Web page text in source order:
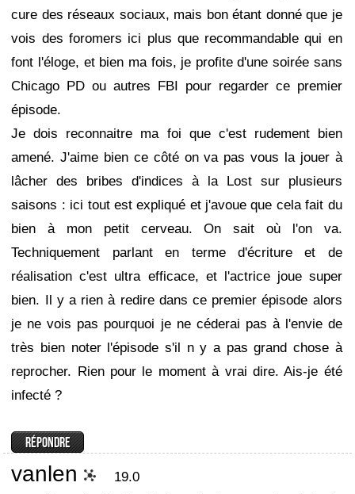
cure des réseaux sociaux, mais bon étant donné que je
vois des foromers ici plus que recommandable qui en
font l'éloge, et bien ma fois, je profite d'une soirée sans
Chicago PD ou autres FBI pour regarder ce premier
épisode.
Je dois reconnaitre ma foi que c'est rudement bien
amené. J'aime bien ce côté on va pas vous la jouer à
lâcher des bribes d'indices à la Lost sur plusieurs
saisons : ici tout est expliqué et j'avoue que cela fait du
bien à mon petit cerveau. On sait où l'on va.
Techniquement parlant en terme d'écriture et de
réalisation c'est ultra efficace, et l'actrice joue super
bien. Il y a rien à redire dans ce premier épisode alors
je ne vois pas pourquoi je ne céderai pas à l'envie de
très bien noter l'épisode s'il n y a pas grand chose à
reprocher. Rien pour le moment à vrai dire. Ais-je été
infecté ?
vanlen
19.0